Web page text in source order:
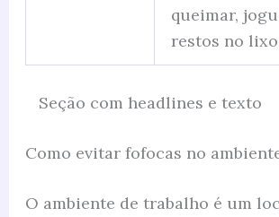
queimar,
restos no lixo
Seção com headlines e texto
Como evitar fofocas no
O ambiente de trabalho é um